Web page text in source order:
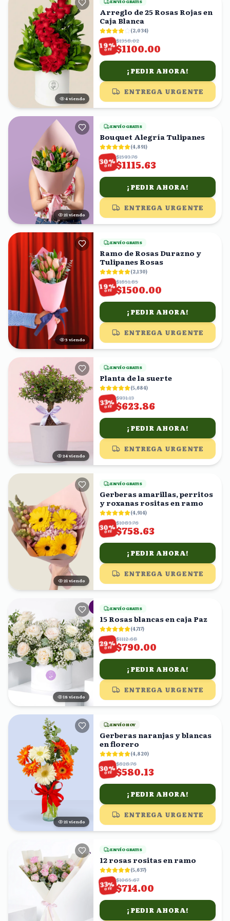
3 viendo
ENVÍO GRATIS
Arreglo de 25 Rosas Rojas en
Caja Blanca
(2,034)
19%
OFF
$1358.02
$1100.00
¡PEDIR AHORA!
ENTREGA URGENTE
20 viendo
ENVÍO GRATIS
Bouquet Alegría Tulipanes
(4,891)
30%
OFF
$1593.76
$1115.63
¡PEDIR AHORA!
ENTREGA URGENTE
4 viendo
ENVÍO GRATIS
Ramo de Rosas Durazno y
Tulipanes Rosas
(2,130)
19%
OFF
$1851.85
$1500.00
¡PEDIR AHORA!
ENTREGA URGENTE
25 viendo
ENVÍO GRATIS
Planta de la suerte
(5,684)
33%
OFF
$931.13
$623.86
¡PEDIR AHORA!
ENTREGA URGENTE
20 viendo
ENVÍO GRATIS
Gerberas amarillas, perritos
y roxanas rositas en ramo
(4,914)
30%
OFF
$1083.76
$758.63
¡PEDIR AHORA!
ENTREGA URGENTE
18 viendo
ENVÍO GRATIS
15 Rosas blancas en caja Paz
(4,717)
29%
OFF
$1112.68
$790.00
¡PEDIR AHORA!
ENTREGA URGENTE
22 viendo
ENVÍO HOY
Gerberas naranjas y blancas
en florero
(4,820)
30%
OFF
$828.76
$580.13
¡PEDIR AHORA!
ENTREGA URGENTE
ENVÍO GRATIS
12 rosas rositas en ramo
(5,637)
33%
OFF
$1065.67
$714.00
¡PEDIR AHORA!